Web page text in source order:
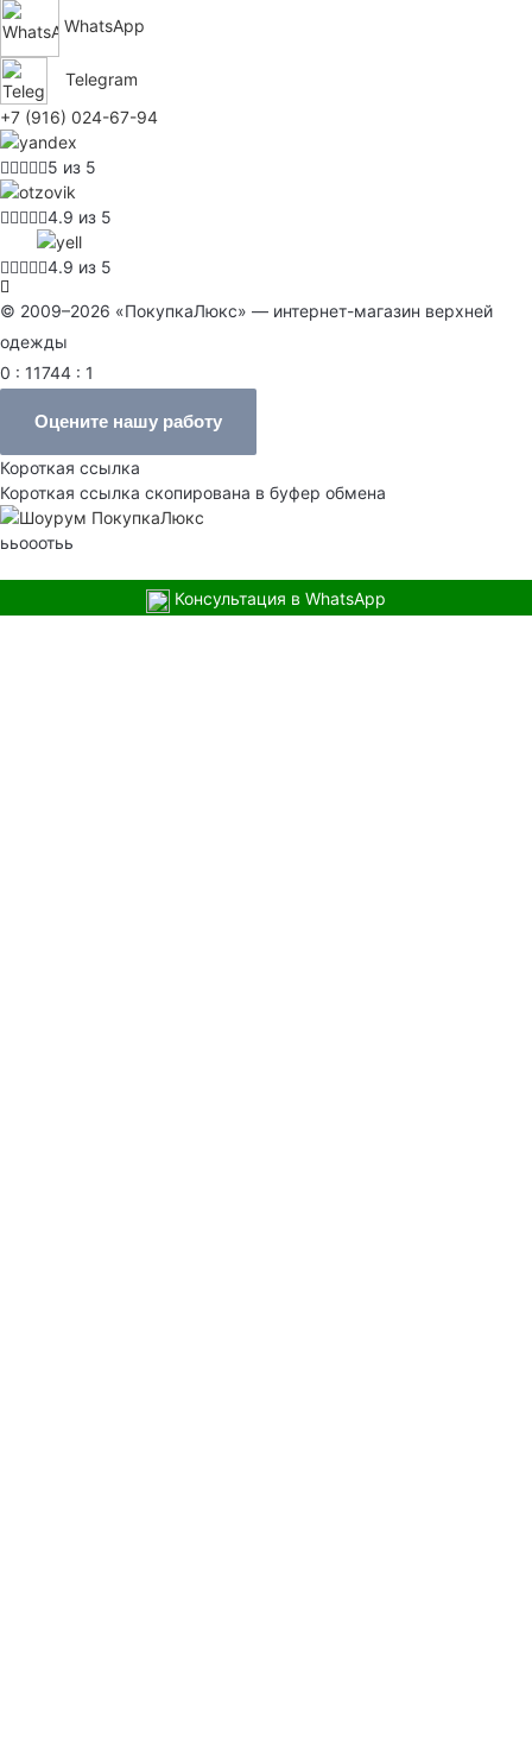
WhatsApp
Telegram
+7 (916) 024-67-94
5 из 5
4.9 из 5
4.9 из 5
© 2009–2026 «ПокупкаЛюкс» — интернет-магазин верхней
одежды
0 : 11744 : 1
Оцените нашу работу
Короткая ссылка
Короткая ссылка скопирована в буфер обмена
ььооотьь
Консультация в WhatsApp